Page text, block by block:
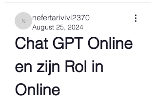
nefertarivivi2370
nefertarivivi2370
August 25, 2024
Chat GPT Online
en zijn Rol in
Online